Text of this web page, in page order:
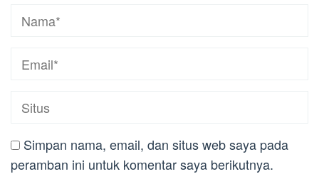
Simpan nama, email, dan situs web saya pada
peramban ini untuk komentar saya berikutnya.